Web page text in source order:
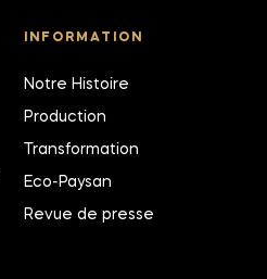
INFORMATION
Notre Histoire
Production
Transformation
Eco-Paysan
Revue de presse